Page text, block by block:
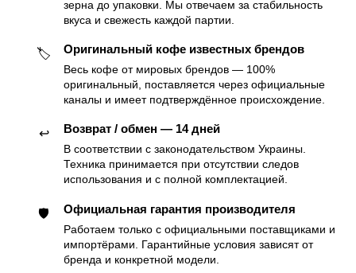
зерна до упаковки. Мы отвечаем за стабильность
вкуса и свежесть каждой партии.
🏷 Оригинальный кофе известных брендов
Весь кофе от мировых брендов — 100%
оригинальный, поставляется через официальные
каналы и имеет подтверждённое происхождение.
↩️ Возврат / обмен — 14 дней
В соответствии с законодательством Украины.
Техника принимается при отсутствии следов
использования и с полной комплектацией.
🛡 Официальная гарантия производителя
Работаем только с официальными поставщиками и
импортёрами. Гарантийные условия зависят от
бренда и конкретной модели.